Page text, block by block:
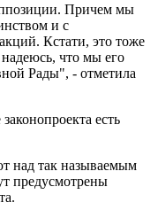
Причем мы
и с
Кстати, это тоже
что мы его
Рады", - отметила
есть
над так называемым
предусмотрены